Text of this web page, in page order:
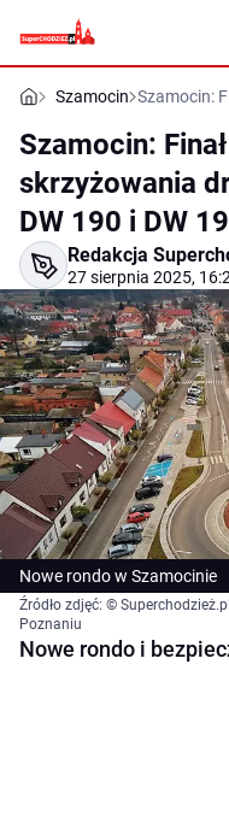
Szamocin Szamocin:
Szamocin:
skrzyżowania
DW 190 i DW
Redakcja
27 sierpnia 2025,
Nowe rondo w Szamocinie
Źródło zdjęć: ©
Poznaniu
Nowe rondo i